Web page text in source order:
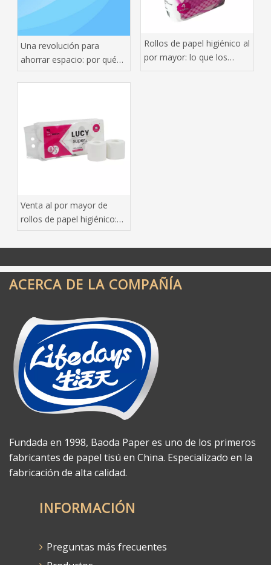
Una revolución para
ahorrar espacio: por qué
Rollos de papel higiénico al
por mayor: lo que los
Venta al por mayor de
rollos de papel higiénico:
abastecimiento para
ACERCA DE LA COMPAÑÍA
Fundada en 1998, Baoda Paper es uno de los primeros
fabricantes de papel tisú en China. Especializado en la
fabricación de alta calidad.
INFORMACIÓN
Preguntas más frecuentes